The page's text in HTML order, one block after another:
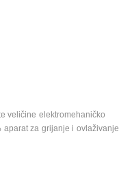
veličine elektromehaničko
aparat za grijanje i ovlaživanje